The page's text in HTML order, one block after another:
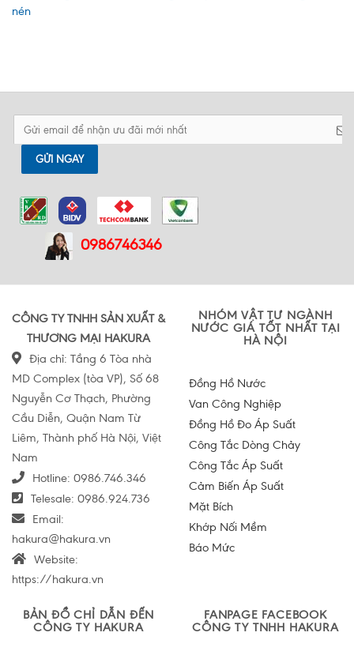
nén
GỬI NGAY
0986746346
CÔNG TY TNHH SẢN XUẤT &
THƯƠNG MẠI HAKURA
Địa chỉ: Tầng 6 Tòa nhà
MD Complex (tòa VP), Số 68
Nguyễn Cơ Thạch, Phường
Cầu Diễn, Quận Nam Từ
Liêm, Thành phố Hà Nội, Việt
Nam
Hotline: 0986.746.346
Telesale: 0986.924.736
Email:
hakura@hakura.vn
Website:
https://hakura.vn
NHÓM VẬT TƯ NGÀNH
NƯỚC GIÁ TỐT NHẤT TẠI
HÀ NỘI
Đồng Hồ Nước
Van Công Nghiệp
Đồng Hồ Đo Áp Suất
Công Tắc Dòng Chảy
Công Tắc Áp Suất
Cảm Biến Áp Suất
Mặt Bích
Khớp Nối Mềm
Báo Mức
BẢN ĐỒ CHỈ DẪN ĐẾN
CÔNG TY HAKURA
FANPAGE FACEBOOK
CÔNG TY TNHH HAKURA